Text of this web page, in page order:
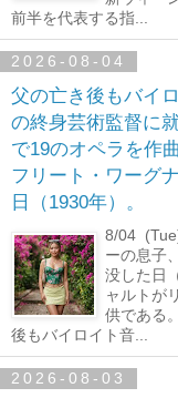
前半を代表する指...
2026-08-04
父の亡き後もバイ
の終身芸術監督に
で19のオペラを作
フリート・ワーグ
日（1930年）。
8/04
ーの息子
没した日
ャルトが
供である
後もバイロイト音...
2026-08-03